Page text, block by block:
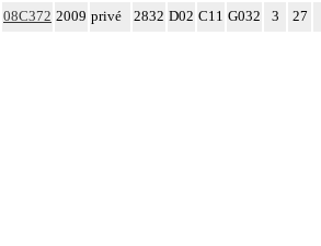
08C372 2009 privé 2832 D02 C11 G032 3 27